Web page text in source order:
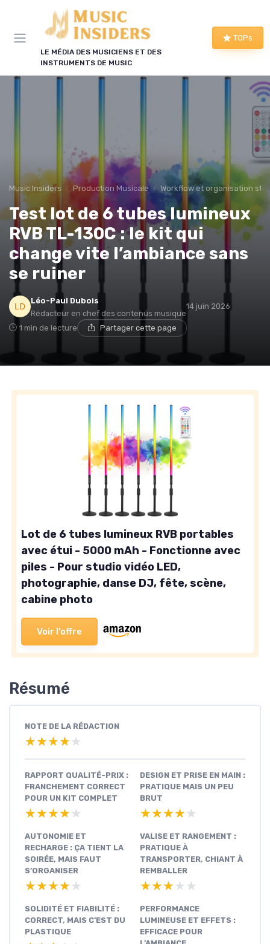
LE MÉDIA DES MUSICIENS ET DES
INSTRUMENTS DE MUSIC
TOPs
Music Insiders Production Musicale Workflow et organisation
Test lot de 6 tubes lumineux
RVB TL-130C : le kit qui
change vite l’ambiance sans
se ruiner
Léo-Paul Dubois
Rédacteur en chef des contenus musique
14 juin 2026
1 min de lecture Partager cette page
Lot de 6 tubes lumineux RVB portables
avec étui - 5000 mAh - Fonctionne avec
piles - Pour studio vidéo LED,
photographie, danse DJ, fête, scène,
cabine photo
Voir l'offre
Résumé
NOTE DE LA RÉDACTION
★★★★★
★★★★★
RAPPORT QUALITÉ-PRIX :
FRANCHEMENT CORRECT
POUR UN KIT COMPLET
★★★★★
★★★★★
DESIGN ET PRISE EN MAIN :
PRATIQUE MAIS UN PEU
BRUT
★★★★★
★★★★★
AUTONOMIE ET
RECHARGE : ÇA TIENT LA
SOIRÉE, MAIS FAUT
S’ORGANISER
★★★★★
★★★★★
VALISE ET RANGEMENT :
PRATIQUE À
TRANSPORTER, CHIANT À
REMBALLER
★★★★★
★★★★★
SOLIDITÉ ET FIABILITÉ :
CORRECT, MAIS C’EST DU
PLASTIQUE
PERFORMANCE
LUMINEUSE ET EFFETS :
EFFICACE POUR
Panneau de gestion des cookies